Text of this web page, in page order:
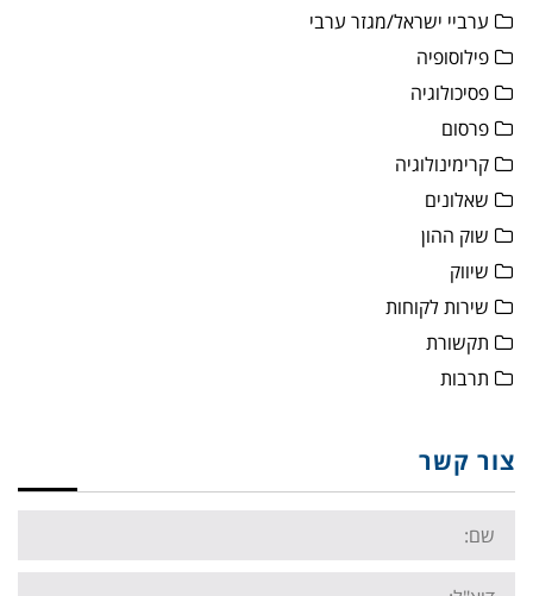
ערביי ישראל/מגזר ערבי
פילוסופיה
פסיכולוגיה
פרסום
קרימינולוגיה
שאלונים
שוק ההון
שיווק
שירות לקוחות
תקשורת
תרבות
צור קשר
Name:
Email: